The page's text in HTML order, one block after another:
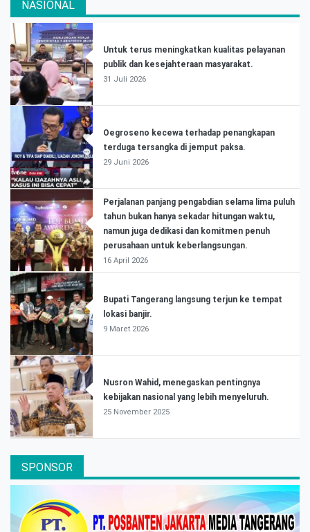
NASIONAL
Untuk terus meningkatkan kualitas pelayanan
publik dan kesejahteraan masyarakat.
31 Juli 2026
Oegroseno kecewa terhadap penangkapan
terduga tersangka di jemput paksa.
29 Juni 2026
Perjalanan panjang pengabdian selama lima puluh
tahun bukan hanya sekadar hitungan waktu,
namun juga dedikasi dan komitmen penuh
perusahaan untuk keberlangsungan.
16 April 2026
Bupati Tangerang langsung terjun ke tempat
lokasi banjir.
9 Maret 2026
Nusron Wahid, menegaskan pentingnya
kebijakan nasional yang lebih menyeluruh.
25 November 2025
SPONSOR